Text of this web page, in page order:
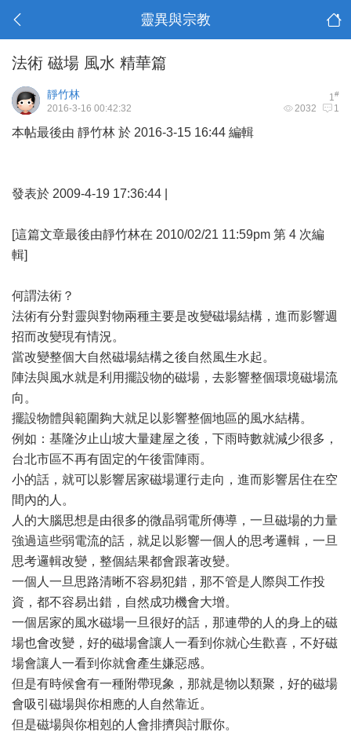
靈異與宗教
法術 磁場 風水 精華篇
1#
靜竹林
2032 1
2016-3-16 00:42:32
本帖最後由 靜竹林 於 2016-3-15 16:44 編輯
發表於 2009-4-19 17:36:44 |
[這篇文章最後由靜竹林在 2010/02/21 11:59pm 第 4 次編
輯]
何謂法術？
法術有分對靈與對物兩種主要是改變磁場結構，進而影響週
招而改變現有情況。
當改變整個大自然磁場結構之後自然風生水起。
陣法與風水就是利用擺設物的磁場，去影響整個環境磁場流
向。
擺設物體與範圍夠大就足以影響整個地區的風水結構。
例如：基隆汐止山坡大量建屋之後，下雨時數就減少很多，
台北市區不再有固定的午後雷陣雨。
小的話，就可以影響居家磁場運行走向，進而影響居住在空
間內的人。
人的大腦思想是由很多的微晶弱電所傳導，一旦磁場的力量
強過這些弱電流的話，就足以影響一個人的思考邏輯，一旦
思考邏輯改變，整個結果都會跟著改變。
一個人一旦思路清晰不容易犯錯，那不管是人際與工作投
資，都不容易出錯，自然成功機會大增。
一個居家的風水磁場一旦很好的話，那連帶的人的身上的磁
場也會改變，好的磁場會讓人一看到你就心生歡喜，不好磁
場會讓人一看到你就會產生嫌惡感。
但是有時候會有一種附帶現象，那就是物以類聚，好的磁場
會吸引磁場與你相應的人自然靠近。
但是磁場與你相剋的人會排擠與討厭你。